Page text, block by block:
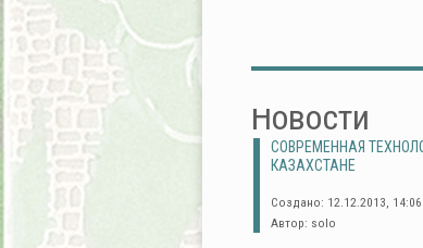
Новости
СОВРЕМЕННАЯ
КАЗАХСТАНЕ
Создано: 12.12.2013, 14:06
Автор: solo